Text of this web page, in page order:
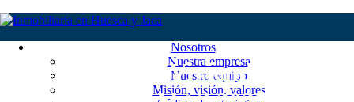
Nosotros
Nuestra empresa
Nuestro equipo
Misión, visión, valores
El Futuro de la Vivienda en